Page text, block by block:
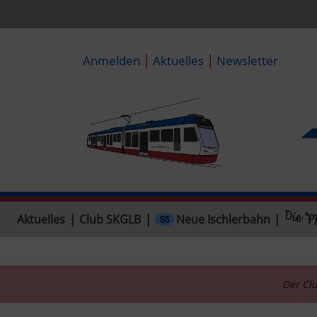
Anmelden | Aktuelles | Newsletter
Aktuelles Club SKGLB Neue Ischlerbahn
Der